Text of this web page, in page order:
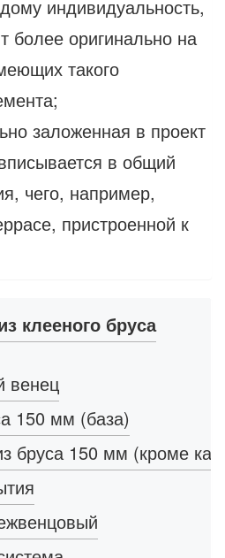
индивидуальность,
более оригинально на
такого
заложенная в проект
в общий
чего, например,
пристроенной к
клееного бруса
венец
150 мм (база)
бруса 150 мм (кроме